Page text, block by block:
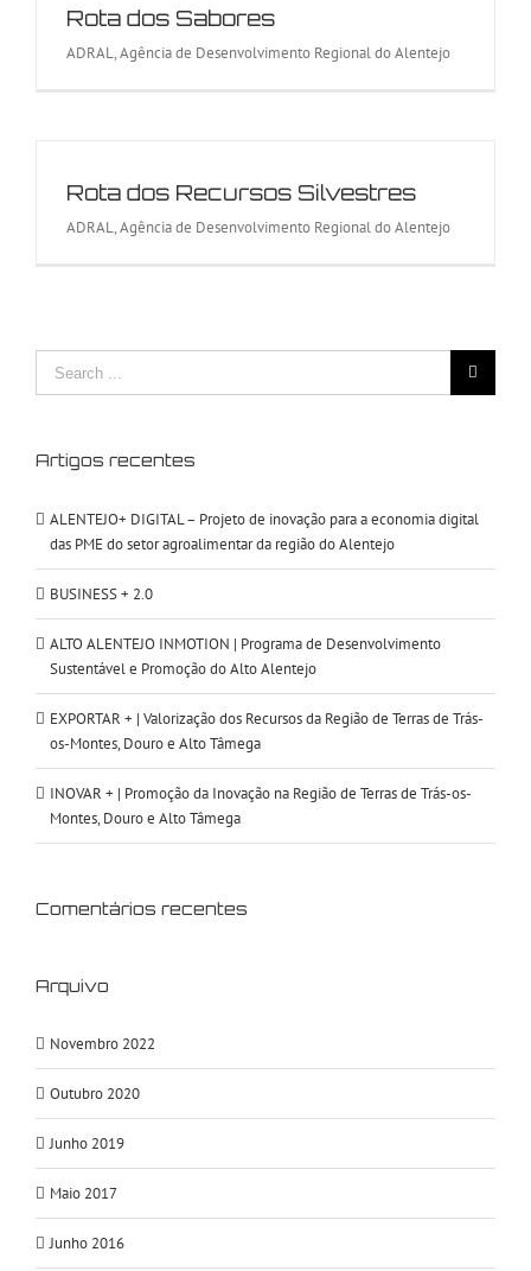
Rota dos Sabores
ADRAL, Agência de Desenvolvimento Regional do Alentejo
Rota dos Recursos Silvestres
ADRAL, Agência de Desenvolvimento Regional do Alentejo
Artigos recentes
ALENTEJO+ DIGITAL – Projeto de inovação para a economia digital
das PME do setor agroalimentar da região do Alentejo
BUSINESS + 2.0
ALTO ALENTEJO INMOTION | Programa de Desenvolvimento
Sustentável e Promoção do Alto Alentejo
EXPORTAR + | Valorização dos Recursos da Região de Terras de Trás-
os-Montes, Douro e Alto Tâmega
INOVAR + | Promoção da Inovação na Região de Terras de Trás-os-
Montes, Douro e Alto Tâmega
Comentários recentes
Arquivo
Novembro 2022
Outubro 2020
Junho 2019
Maio 2017
Junho 2016